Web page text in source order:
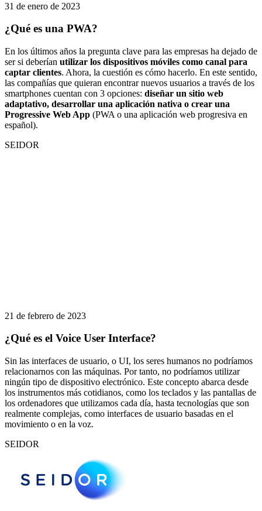
31 de enero de 2023
¿Qué es una PWA?
En los últimos años la pregunta clave para las empresas ha dejado de
ser si deberían utilizar los dispositivos móviles como canal para
captar clientes. Ahora, la cuestión es cómo hacerlo. En este sentido,
las compañías que quieran encontrar nuevos usuarios a través de los
smartphones cuentan con 3 opciones: diseñar un sitio web
adaptativo, desarrollar una aplicación nativa o crear una
Progressive Web App (PWA o una aplicación web progresiva en
español).
SEIDOR
21 de febrero de 2023
¿Qué es el Voice User Interface?
Sin las interfaces de usuario, o UI, los seres humanos no podríamos
relacionarnos con las máquinas. Por tanto, no podríamos utilizar
ningún tipo de dispositivo electrónico. Este concepto abarca desde
los instrumentos más cotidianos, como los teclados y las pantallas de
los ordenadores que utilizamos cada día, hasta tecnologías que son
realmente complejas, como interfaces de usuario basadas en el
movimiento o en la voz.
SEIDOR